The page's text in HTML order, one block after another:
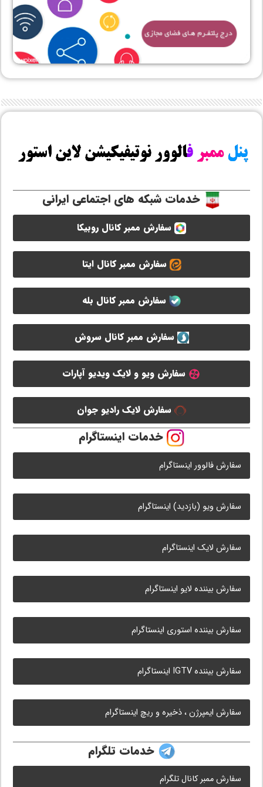
خدمات شبکه های اجتماعی ایرانی
سفارش ممبر کانال روبیکا
سفارش ممبر کانال ایتا
سفارش ممبر کانال بله
سفارش ممبر کانال سروش
سفارش ویو و لایک ویدیو آپارات
سفارش لایک رادیو جوان
خدمات اینستاگرام
سفارش فالوور اینستاگرام
سفارش ویو (بازدید) اینستاگرام
سفارش لایک اینستاگرام
سفارش بیننده لایو اینستاگرام
سفارش بیننده استوری اینستاگرام
سفارش بیننده IGTV اینستاگرام
سفارش ایمپرژن ، ذخیره و ریچ اینستاگرام
خدمات تلگرام
سفارش ممبر کانال تلگرام